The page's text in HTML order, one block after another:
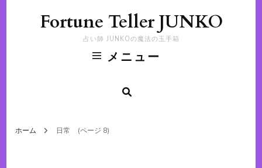
Fortune Teller JUNKO
占い師 JUNKOの魔法の玉手箱
メニュー
ホーム 日常 (ページ 8)